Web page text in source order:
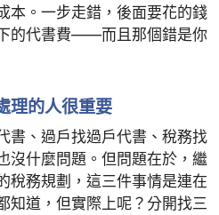
本。一步走錯，後面要花的錢
的代書費——而且那個錯是你
理的人很重要
書、過戶找過戶代書、稅務找
什麼問題。但問題在於，繼
稅務規劃，這三件事情是連在
知道，但實際上呢？分開找三